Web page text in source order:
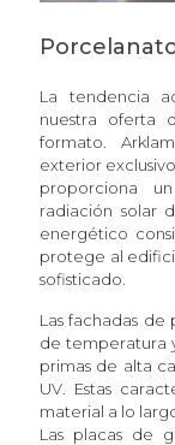
La tendencia
nuestra oferta
formato.
exterior
proporciona
radiación solar
energético
protege al
sofisticado.
Las fachadas de
de temperatura
primas de alta
UV. Estas
material a lo
Las placas de